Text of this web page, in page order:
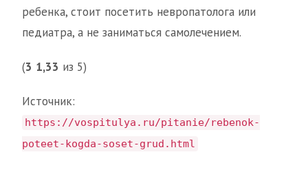
ребенка, стоит посетить невропатолога или
педиатра, а не заниматься самолечением.
(3 1,33 из 5)
Источник:
https://vospitulya.ru/pitanie/rebenok-
poteet-kogda-soset-grud.html